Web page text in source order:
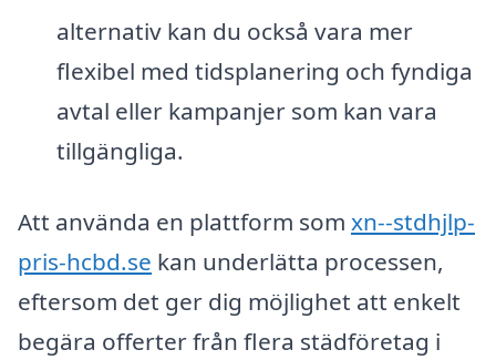
alternativ kan du också vara mer
flexibel med tidsplanering och fyndiga
avtal eller kampanjer som kan vara
tillgängliga.
Att använda en plattform som xn--stdhjlp-
pris-hcbd.se kan underlätta processen,
eftersom det ger dig möjlighet att enkelt
begära offerter från flera städföretag i